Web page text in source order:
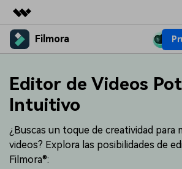
Productos destacados
Utilidades
Soluciones
Quiénes somos
Sala de prensa
Tienda
Filmora
Plataformas
Recursos creativos
IA
Video e imagen
Audio
Soluciones
Filmora para
Recursos
Editor de Videos
Intuitivo
¿Buscas un toque de creatividad para
videos? Explora las posibilidades de
Filmora®: